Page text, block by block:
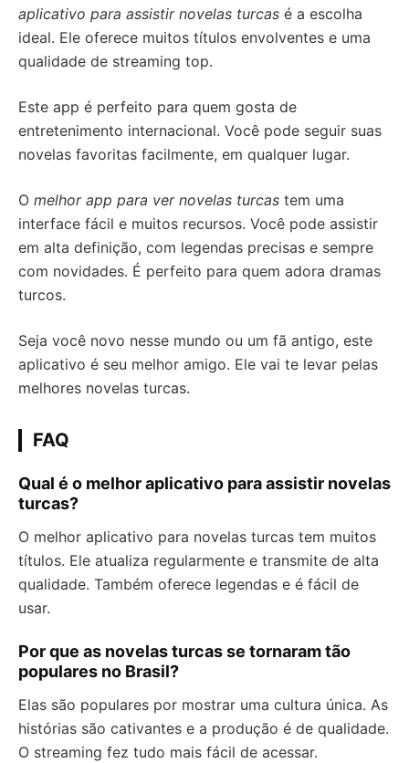
aplicativo para assistir novelas turcas é a escolha
ideal. Ele oferece muitos títulos envolventes e uma
qualidade de streaming top.
Este app é perfeito para quem gosta de
entretenimento internacional. Você pode seguir suas
novelas favoritas facilmente, em qualquer lugar.
O melhor app para ver novelas turcas tem uma
interface fácil e muitos recursos. Você pode assistir
em alta definição, com legendas precisas e sempre
com novidades. É perfeito para quem adora dramas
turcos.
Seja você novo nesse mundo ou um fã antigo, este
aplicativo é seu melhor amigo. Ele vai te levar pelas
melhores novelas turcas.
FAQ
Qual é o melhor aplicativo para assistir novelas
turcas?
O melhor aplicativo para novelas turcas tem muitos
títulos. Ele atualiza regularmente e transmite de alta
qualidade. Também oferece legendas e é fácil de
usar.
Por que as novelas turcas se tornaram tão
populares no Brasil?
Elas são populares por mostrar uma cultura única. As
histórias são cativantes e a produção é de qualidade.
O streaming fez tudo mais fácil de acessar.